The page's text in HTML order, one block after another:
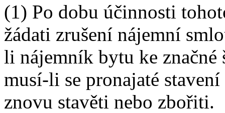
(1) Po dobu účinnosti
žádati zrušení nájemní
li nájemník bytu ke značné
musí-li se pronajaté
znovu stavěti nebo zbořiti.